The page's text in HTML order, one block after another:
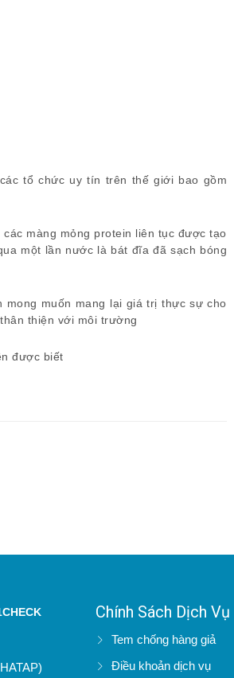
tổ chức uy tín trên thế giới bao gồm
màng mỏng protein liên tục được tạo
một lần nước là bát đĩa đã sạch bóng
mong muốn mang lại giá trị thực sự cho
thiện với môi trường
được biết
Chính Sách Dịch Vụ
Tem chống hàng giả
Điều khoản dịch vụ